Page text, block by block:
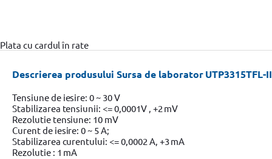
Plata cu cardul în rate
Descrierea produsului Sursa de laborator UTP3315TFL-
Tensiune de iesire: 0 ~ 30 V
Stabilizarea tensiunii: <= 0,0001V , +2 mV
Rezolutie tensiune: 10 mV
Curent de iesire: 0 ~ 5 A;
Stabilizarea curentului: <= 0,0002 A, +3 mA
Rezolutie : 1 mA